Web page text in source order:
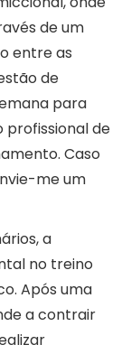
de um
entre as
de
para
de
Caso
me um
a
no treino
Após uma
a contrair